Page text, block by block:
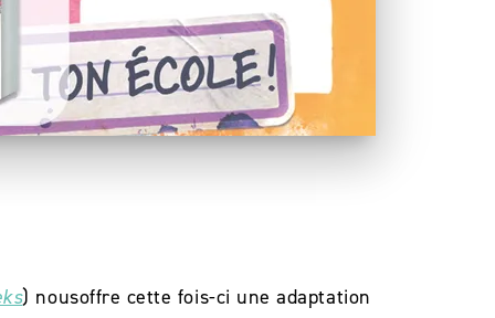
) nousoffre cette fois-ci une adaptation